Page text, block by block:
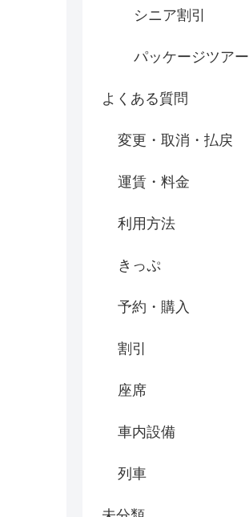
シニア割引
パッケージツアー
よくある質問
変更・取消・払戻
運賃・料金
利用方法
きっぷ
予約・購入
割引
座席
車内設備
列車